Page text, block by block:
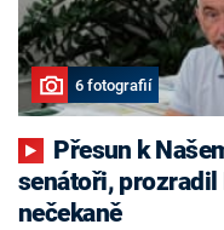
6 fotografií
senátoři, prozradil
nečekaně